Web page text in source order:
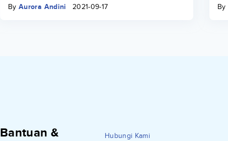
By Aurora Andini 2021-09-17 By
Bantuan &
Hubungi Kami